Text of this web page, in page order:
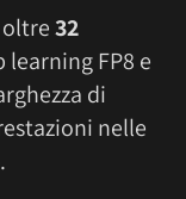
32
FP8 e
di
nelle